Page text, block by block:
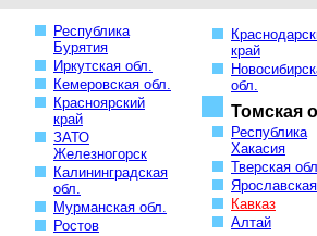
Республика
Бурятия
Иркутская обл.
Кемеровская обл.
Красноярский
край
ЗАТО
Железногорск
Калининградская
обл.
Мурманская обл.
Ростов
край
обл.
Томская
Республика
Хакасия
Тверская
Кавказ
Алтай